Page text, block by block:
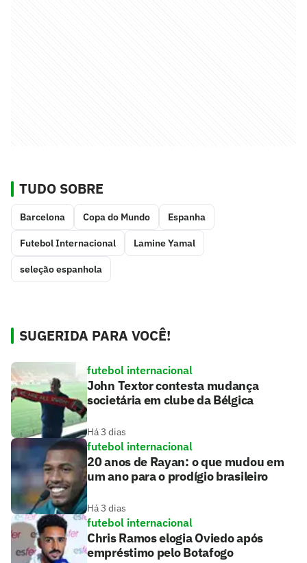
TUDO SOBRE
Barcelona Copa do Mundo Espanha
Futebol Internacional Lamine Yamal
seleção espanhola
SUGERIDA PARA VOCÊ!
futebol internacional
John Textor contesta mudança
societária em clube da Bélgica
Há 3 dias
futebol internacional
20 anos de Rayan: o que mudou em
um ano para o prodígio brasileiro
Há 3 dias
futebol internacional
Chris Ramos elogia Oviedo após
empréstimo pelo Botafogo